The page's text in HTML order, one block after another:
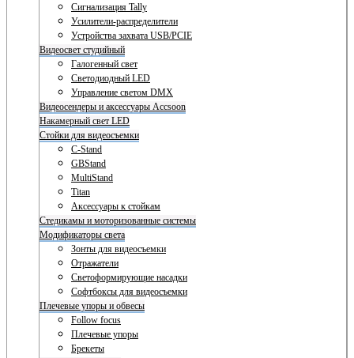
Сигнализация Tally
Усилители-распределители
Устройства захвата USB/PCIE
Видеосвет студийный
Галогенный свет
Светодиодный LED
Управление светом DMX
Видеосендеры и аксессуары Accsoon
Накамерный свет LED
Стойки для видеосъемки
C-Stand
GBStand
MultiStand
Titan
Аксессуары к стойкам
Стедикамы и моторизованные системы
Модификаторы света
Зонты для видеосъемки
Отражатели
Светоформирующие насадки
Софтбоксы для видеосъемки
Плечевые упоры и обвесы
Follow focus
Плечевые упоры
Брекеты